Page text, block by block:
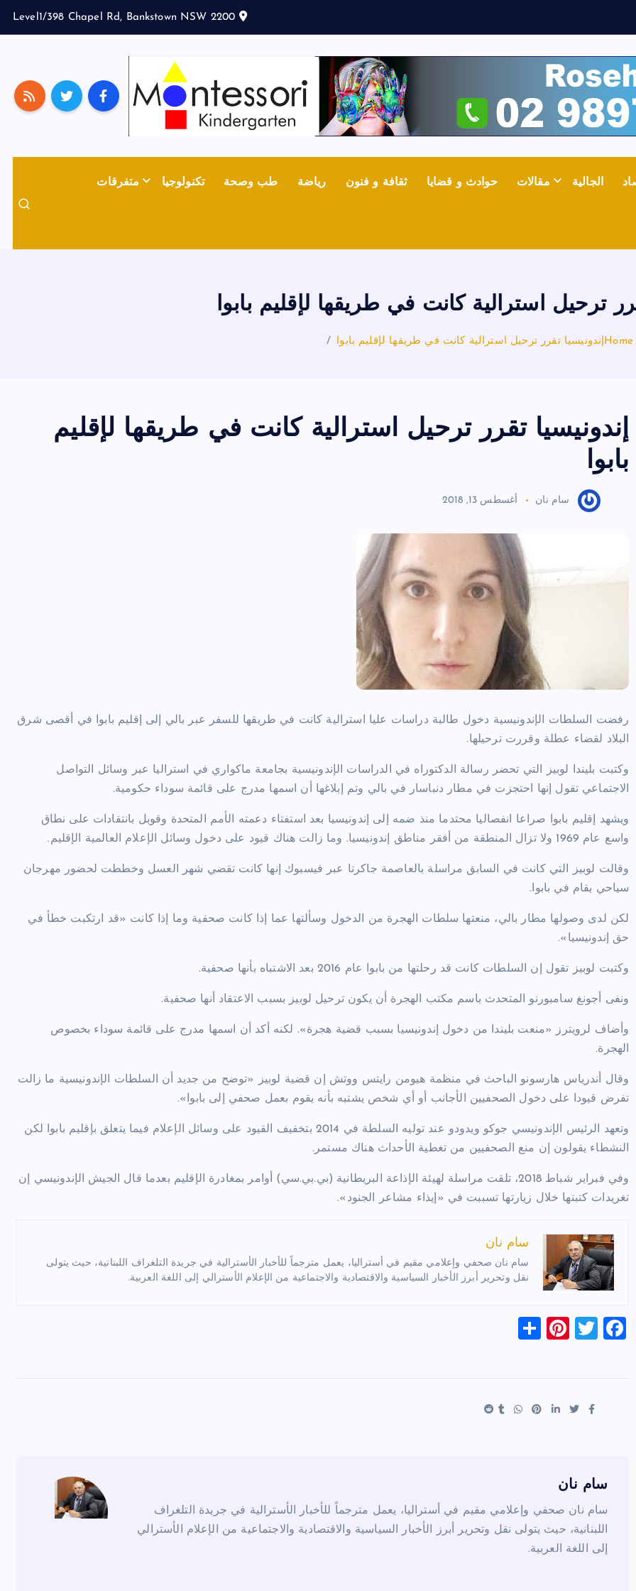
Level1/398 Chapel Rd, Bankstown NSW 2200
الجالية مقالات حوادث و قضايا ثقافة و فنون رياضة طب وصحة تكنولوجيا متفرقات
ترحيل استرالية كانت في طريقها لإقليم بابوا
Homeإندونيسيا تقرر ترحيل استرالية كانت في طريقها لإقليم بابوا
إندونيسيا تقرر ترحيل استرالية كانت في طريقها لإقليم
بابوا
سام نان أغسطس 13, 2018
رفضت السلطات الإندونيسية دخول طالبة دراسات عليا استرالية كانت في طريقها للسفر عبر بالي إلى إقليم بابوا في أقصى شرق
البلاد لقضاء عطلة وقررت ترحيلها.
وكتبت بليندا لوبيز التي تحضر رسالة الدكتوراه في الدراسات الإندونيسية بجامعة ماكواري في استراليا عبر وسائل التواصل
الاجتماعي تقول إنها احتجزت في مطار دنباسار في بالي وتم إبلاغها أن اسمها مدرج على قائمة سوداء حكومية.
ويشهد إقليم بابوا صراعا انفصاليا محتدما منذ ضمه إلى إندونيسيا بعد استفتاء دعمته الأمم المتحدة وقوبل بانتقادات على نطاق
واسع عام 1969 ولا تزال المنطقة من أفقر مناطق إندونيسيا. وما زالت هناك قيود على دخول وسائل الإعلام العالمية الإقليم.
وقالت لوبيز التي كانت في السابق مراسلة بالعاصمة جاكرتا عبر فيسبوك إنها كانت تقضي شهر العسل وخططت لحضور مهرجان
سياحي يقام في بابوا.
لكن لدى وصولها مطار بالي، منعتها سلطات الهجرة من الدخول وسألتها عما إذا كانت صحفية وما إذا كانت «قد ارتكبت خطأ في
حق إندونيسيا».
وكتبت لوبيز تقول إن السلطات كانت قد رحلتها من بابوا عام 2016 بعد الاشتباه بأنها صحفية.
ونفى أجونغ سامبورنو المتحدث باسم مكتب الهجرة أن يكون ترحيل لوبيز بسبب الاعتقاد أنها صحفية.
وأضاف لرويترز «منعت بليندا من دخول إندونيسيا بسبب قضية هجرة». لكنه أكد أن اسمها مدرج على قائمة سوداء بخصوص
الهجرة.
وقال أندرياس هارسونو الباحث في منظمة هيومن رايتس ووتش إن قضية لوبيز «توضح من جديد أن السلطات الإندونيسية ما زالت
تفرض قيودا على دخول الصحفيين الأجانب أو أي شخص يشتبه بأنه يقوم بعمل صحفي إلى بابوا».
وتعهد الرئيس الإندونيسي جوكو ويدودو عند توليه السلطة في 2014 بتخفيف القيود على وسائل الإعلام فيما يتعلق بإقليم بابوا لكن
النشطاء يقولون إن منع الصحفيين من تغطية الأحداث هناك مستمر.
وفي فبراير شباط 2018، تلقت مراسلة لهيئة الإذاعة البريطانية (بي.بي.سي) أوامر بمغادرة الإقليم بعدما قال الجيش الإندونيسي إن
تغريدات كتبتها خلال زيارتها تسببت في «إيذاء مشاعر الجنود».
سام نان
سام نان صحفي وإعلامي مقيم في أستراليا، يعمل مترجماً للأخبار الأسترالية في جريدة التلغراف اللبنانية، حيث يتولى
نقل وتحرير أبرز الأخبار السياسية والاقتصادية والاجتماعية من الإعلام الأسترالي إلى اللغة العربية.
F
b
k
T
Pi
t
سام نان
سام نان صحفي وإعلامي مقيم في أستراليا، يعمل مترجماً للأخبار الأسترالية في جريدة التلغراف
اللبنانية، حيث يتولى نقل وتحرير أبرز الأخبار السياسية والاقتصادية والاجتماعية من الإعلام الأسترالي
إلى اللغة العربية.